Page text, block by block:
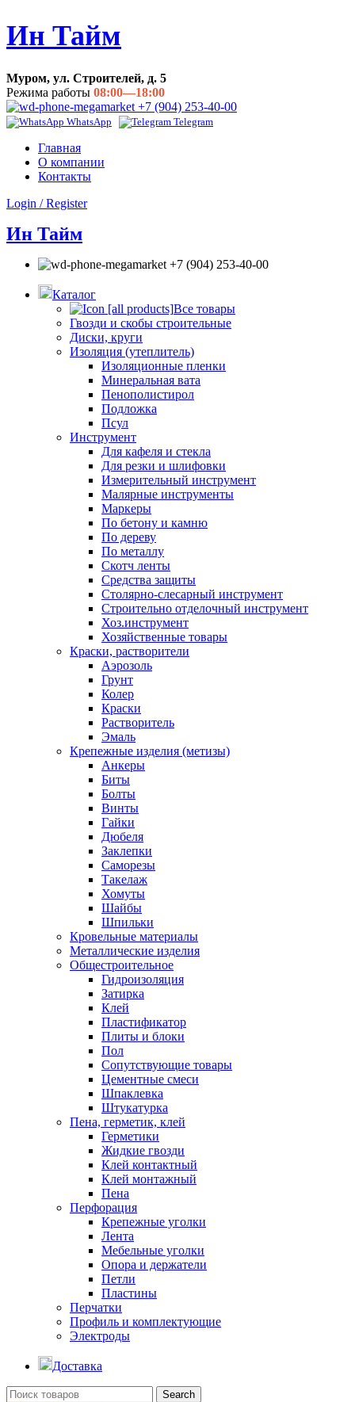
Ин Тайм
Муром, ул. Строителей, д. 5
Режима работы 08:00—18:00
+7 (904) 253-40-00
WhatsApp Telegram
Главная
О компании
Контакты
Login / Register
Ин Тайм
+7 (904) 253-40-00
Каталог
Все товары
Гвозди и скобы строительные
Диски, круги
Изоляция (утеплитель)
Изоляционные пленки
Минеральная вата
Пенополистирол
Подложка
Псул
Инструмент
Для кафеля и стекла
Для резки и шлифовки
Измерительный инструмент
Малярные инструменты
Маркеры
По бетону и камню
По дереву
По металлу
Скотч ленты
Средства защиты
Столярно-слесарный инструмент
Строительно отделочный инструмент
Хоз.инструмент
Хозяйственные товары
Краски, растворители
Аэрозоль
Грунт
Колер
Краски
Растворитель
Эмаль
Крепежные изделия (метизы)
Анкеры
Биты
Болты
Винты
Гайки
Дюбеля
Заклепки
Саморезы
Такелаж
Хомуты
Шайбы
Шпильки
Кровельные материалы
Металлические изделия
Общестроительное
Гидроизоляция
Затирка
Клей
Пластификатор
Плиты и блоки
Пол
Сопутствующие товары
Цементные смеси
Шпаклевка
Штукатурка
Пена, герметик, клей
Герметики
Жидкие гвозди
Клей контактный
Клей монтажный
Пена
Перфорация
Крепежные уголки
Лента
Мебельные уголки
Опора и держатели
Петли
Пластины
Перчатки
Профиль и комплектующие
Электроды
Доставка
Search